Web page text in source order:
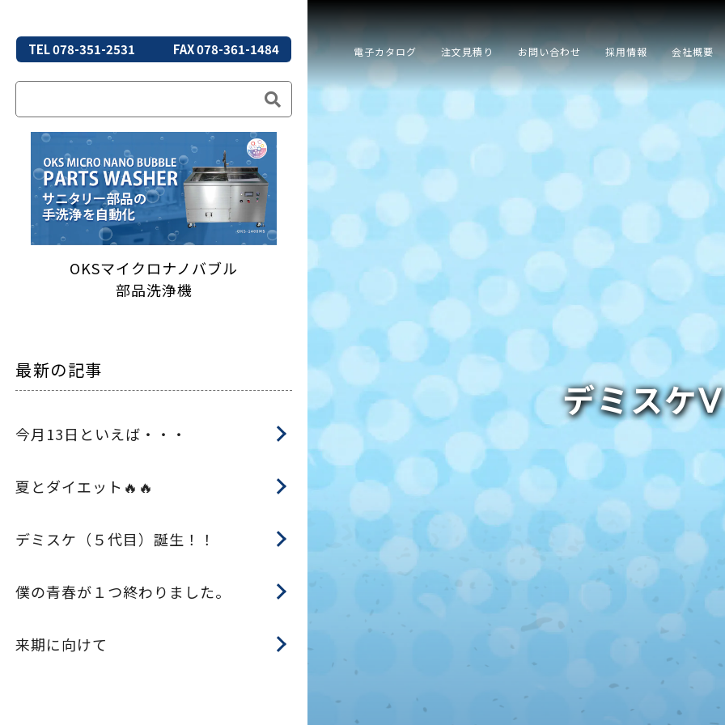
TEL 078-351-2531 FAX 078-361-1484
OKSマイクロナノバブル
部品洗浄機
最新の記事
今月13日といえば・・・
夏とダイエット🔥🔥
デミスケ（５代目）誕生！！
僕の青春が１つ終わりました。
来期に向けて
デミスケ
電子カタログ 注文見積り お問い合わせ 採用情報 会社概要